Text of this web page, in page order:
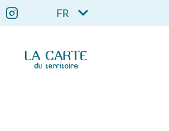
FR
LA CARTE
du territoire